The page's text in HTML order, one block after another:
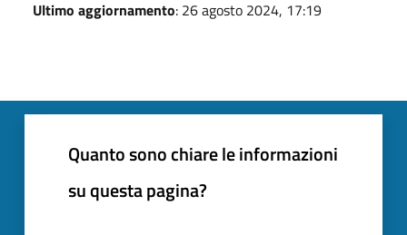
Ultimo aggiornamento: 26 agosto 2024, 17:19
Quanto sono chiare le informazioni
su questa pagina?